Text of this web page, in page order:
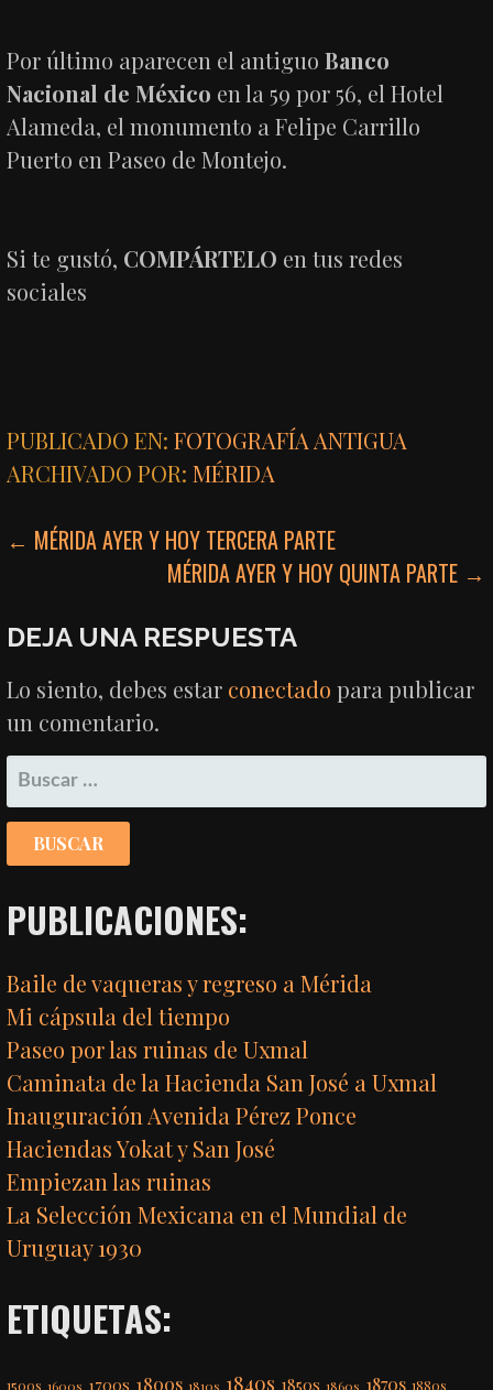
Por último aparecen el antiguoBanco
Nacional de México en la 59 por 56, el Hotel
Alameda, el monumento a Felipe Carrillo
Puerto en Paseo de Montejo.
Si te gustó, COMPÁRTELO en tus redes
sociales
PUBLICADO EN:FOTOGRAFÍA ANTIGUA
ARCHIVADO POR:MÉRIDA
NAVEGACIÓN
ENTRADAS
← MÉRIDA AYER Y HOY TERCERA PARTE
MÉRIDA AYER Y HOY QUINTA PARTE →
DEJA UNA RESPUESTA
Lo siento, debes estar conectado para publicar
un comentario.
BUSCAR:
PUBLICACIONES:
Baile de vaqueras y regreso a Mérida
Mi cápsula del tiempo
Paseo por las ruinas de Uxmal
Caminata de la Hacienda San José a Uxmal
Inauguración Avenida Pérez Ponce
Haciendas Yokat y San José
Empiezan las ruinas
La Selección Mexicana en el Mundial de
Uruguay 1930
ETIQUETAS:
1500s 1600s 1700s 1800s 1810s 1840s 1850s 1860s 1870s 1880s